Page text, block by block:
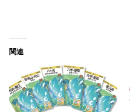
関連